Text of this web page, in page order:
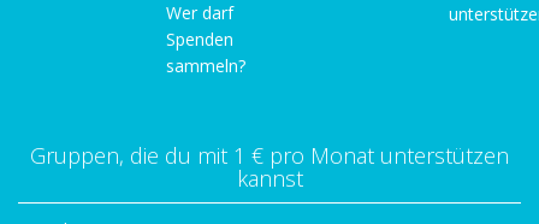
Wer darf
Spenden
sammeln?
Gruppen, die du mit 1 € pro Monat unterstützen
kannst